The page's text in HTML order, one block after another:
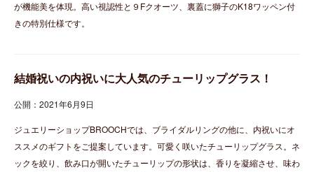
が機能美を体現。高い視認性と９Fクオーツ、裏蓋に獅子のK18ワッペン付
きの特別仕様です。
結婚祝いの内祝いに大人気のチューリップグラス！
公開：2021年6月9日
ジュエリーショップBROOCHでは、ブライダルリングの他に、内祝いにオ
ススメのギフトをご提案しています。可愛く咲いたチューリップグラス。ネ
ックを絞り、飲み口が開いたチューリップの形状は、香りを凝縮させ、味わ